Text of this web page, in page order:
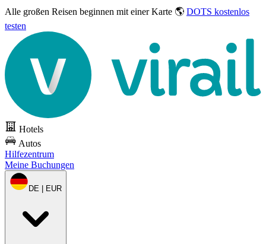
Alle großen Reisen beginnen mit einer Karte 🌎 DOTS kostenlos
testen
Hotels
Autos
Hilfezentrum
Meine Buchungen
DE | EUR